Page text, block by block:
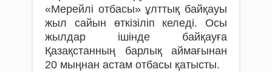
«Мерейлі отбасы» ұлттық байқауы
жыл сайын өткізіліп келеді. Осы
жылдар ішінде байқауға
Қазақстанның барлық аймағынан
20 мыңнан астам отбасы қатысты.